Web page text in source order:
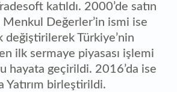
katıldı. 2000’de satın
Değerler’in ismi ise
değiştirilerek Türkiye’nin
ilk sermaye piyasası işlemi
hayata geçirildi. 2016’da ise
birleştirildi.